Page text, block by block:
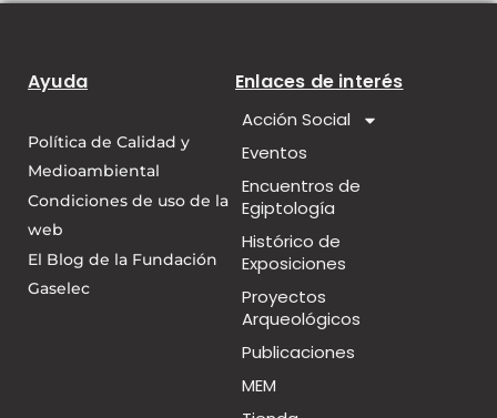
Ayuda
Política de Calidad y
Medioambiental
Condiciones de uso de la
web
El Blog de la Fundación
Gaselec
Enlaces de interés
Acción Social
Eventos
Encuentros de
Egiptología
Histórico de
Exposiciones
Proyectos
Arqueológicos
Publicaciones
MEM